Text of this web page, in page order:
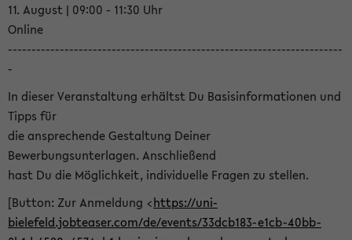
11. August | 09:00 - 11:30 Uhr
Online
-----------------------------------------------------------------------
-
In dieser Veranstaltung erhältst Du Basisinformationen und
Tipps für
die ansprechende Gestaltung Deiner
Bewerbungsunterlagen. Anschließend
hast Du die Möglichkeit, individuelle Fragen zu stellen.
[Button: Zur Anmeldung <https://uni-
bielefeld.jobteaser.com/de/events/33dcb183-e1cb-40bb-